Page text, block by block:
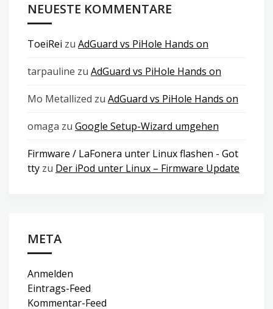
NEUESTE KOMMENTARE
ToeiRei zu AdGuard vs PiHole Hands on
tarpauline zu AdGuard vs PiHole Hands on
Mo Metallized zu AdGuard vs PiHole Hands on
omaga zu Google Setup-Wizard umgehen
Firmware / LaFonera unter Linux flashen - Got
tty zu Der iPod unter Linux – Firmware Update
META
Anmelden
Eintrags-Feed
Kommentar-Feed